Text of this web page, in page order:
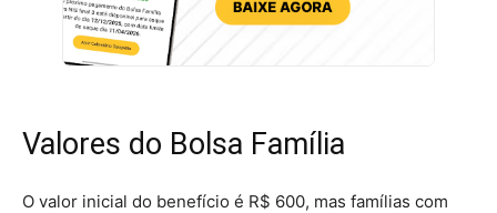
Valores do Bolsa Família
O valor inicial do benefício é R$ 600, mas famílias com